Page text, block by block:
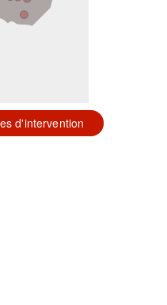
d'intervention